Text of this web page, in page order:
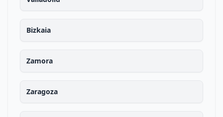
Bizkaia
Zamora
Zaragoza